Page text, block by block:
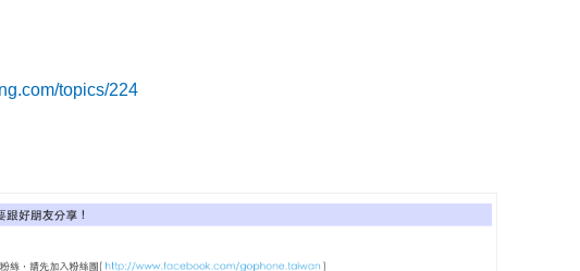
topics/224